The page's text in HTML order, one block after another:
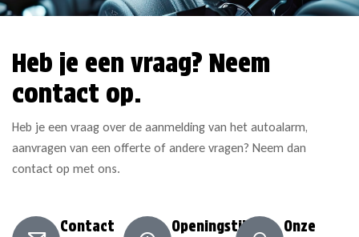
Heb je een vraag? Neem
contact op.
Heb je een vraag over de aanmelding van het autoalarm,
aanvragen van een offerte of andere vragen? Neem dan
contact op met ons.
Contact Openingstijden
Onze